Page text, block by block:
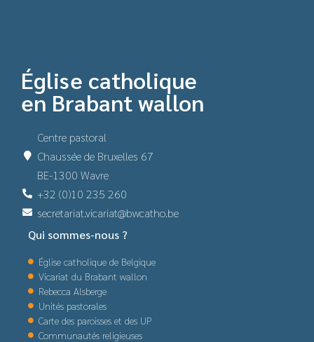
Église catholique
en Brabant wallon
Centre pastoral
Chaussée de Bruxelles 67
BE-1300 Wavre
+32 (0)10 235 260
secretariat.vicariat@bwcatho.be
Qui sommes-nous ?
Église catholique de Belgique
Vicariat du Brabant wallon
Rebecca Alsberge
Unités pastorales
Carte des paroisses et des UP
Communautés religieuses